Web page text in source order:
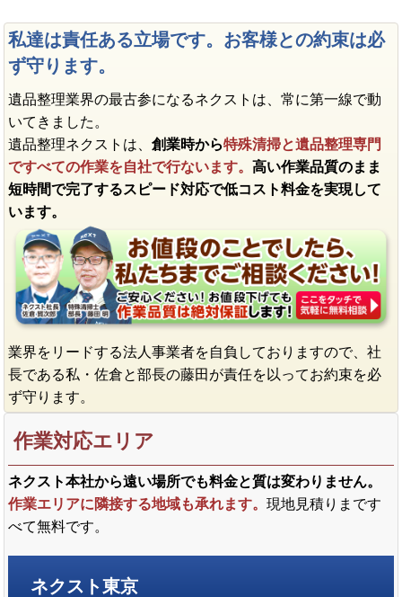
私達は責任ある立場です。お客様との約束は必
ず守ります。
遺品整理業界の最古参になるネクストは、常に第一線で動
いてきました。
遺品整理ネクストは、創業時から特殊清掃と遺品整理専門
ですべての作業を自社で行ないます。高い作業品質のまま
短時間で完了するスピード対応で低コスト料金を実現して
います。
業界をリードする法人事業者を自負しておりますので、社
長である私・佐倉と部長の藤田が責任を以ってお約束を必
ず守ります。
作業対応エリア
ネクスト本社から遠い場所でも料金と質は変わりません。
作業エリアに隣接する地域も承れます。現地見積りまです
べて無料です。
ネクスト東京